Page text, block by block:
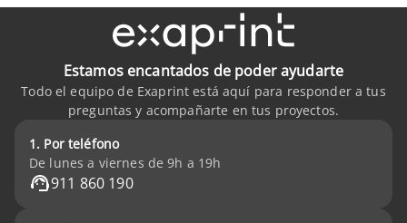
Estamos encantados de poder ayudarte
Todo el equipo de Exaprint está aquí para responder a tus
preguntas y acompañarte en tus proyectos.
1. Por teléfono
De lunes a viernes de 9h a 19h
911 860 190